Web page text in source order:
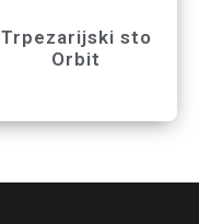
Trpezarijski sto
Orbit